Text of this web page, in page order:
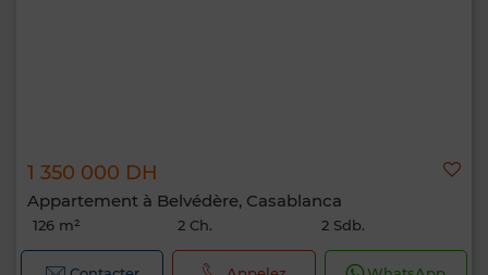
1 350 000 DH
Appartement à Belvédère, Casablanca
126 m² 2 Ch. 2 Sdb.